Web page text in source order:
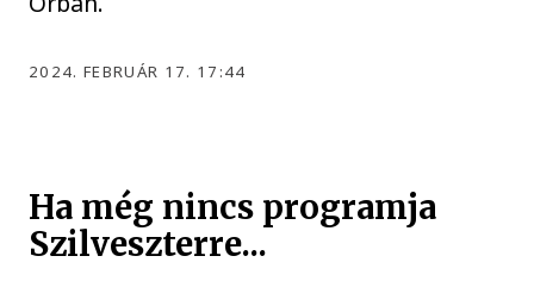
2024. FEBRUÁR 17. 17:44
Ha még nincs programja
Szilveszterre...